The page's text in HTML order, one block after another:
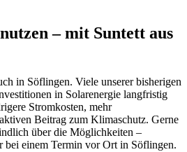
– mit Suntett aus
in Söflingen. Viele unserer bisherigen
in Solarenergie langfristig
Stromkosten, mehr
Beitrag zum Klimaschutz. Gerne
über die Möglichkeiten –
bei einem Termin vor Ort in Söflingen.